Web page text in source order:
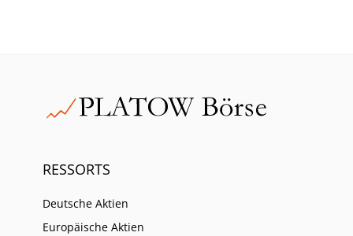
RESSORTS
Deutsche Aktien
Europäische Aktien